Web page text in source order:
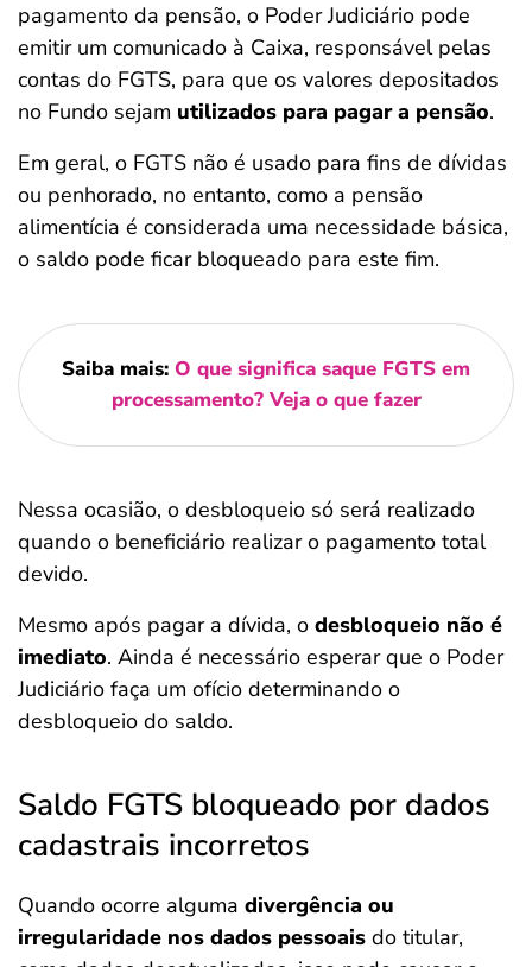
pagamento da pensão, o Poder Judiciário pode
emitir um comunicado à Caixa, responsável pelas
contas do FGTS, para que os valores depositados
no Fundo sejam utilizados para pagar a pensão.
Em geral, o FGTS não é usado para fins de dívidas
ou penhorado, no entanto, como a pensão
alimentícia é considerada uma necessidade básica,
o saldo pode ficar bloqueado para este fim.
Saiba mais: O que significa saque FGTS em
processamento? Veja o que fazer
Nessa ocasião, o desbloqueio só será realizado
quando o beneficiário realizar o pagamento total
devido.
Mesmo após pagar a dívida, o desbloqueio não é
imediato. Ainda é necessário esperar que o Poder
Judiciário faça um ofício determinando o
desbloqueio do saldo.
Saldo FGTS bloqueado por dados
cadastrais incorretos
Quando ocorre alguma divergência ou
irregularidade nos dados pessoais do titular,